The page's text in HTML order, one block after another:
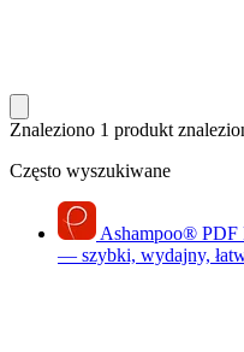
Znaleziono 1 produkt
Często wyszukiwane
Ashampoo® PDF
— szybki, wydajny,